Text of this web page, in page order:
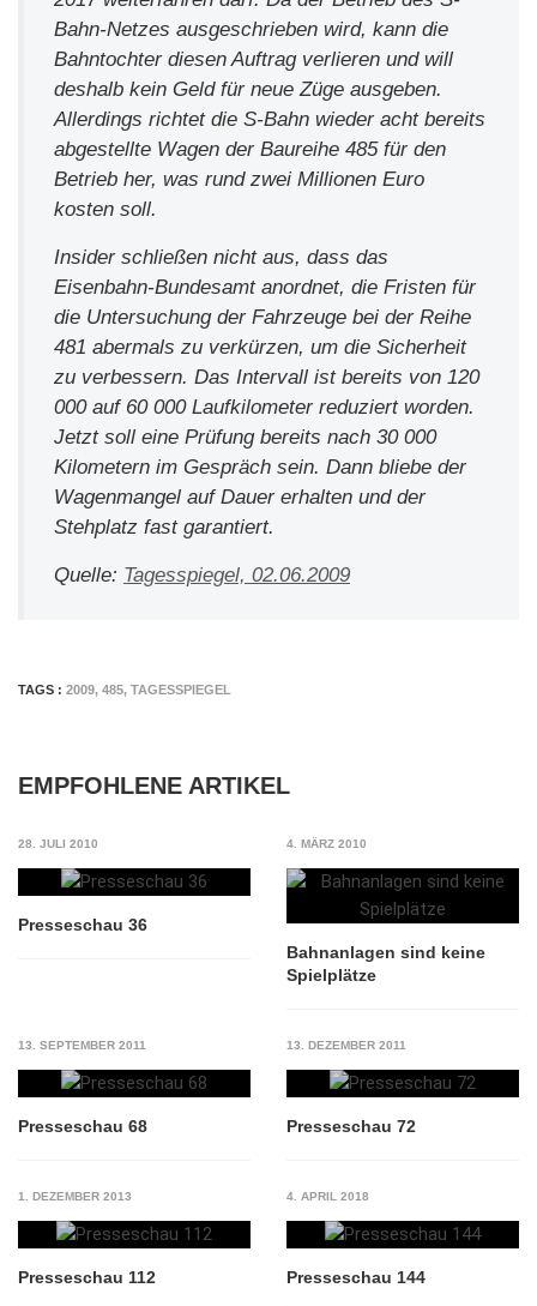
Bahn-Netzes ausgeschrieben wird, kann die
Bahntochter diesen Auftrag verlieren und will
deshalb kein Geld für neue Züge ausgeben.
Allerdings richtet die S-Bahn wieder acht bereits
abgestellte Wagen der Baureihe 485 für den
Betrieb her, was rund zwei Millionen Euro
kosten soll.
Insider schließen nicht aus, dass das
Eisenbahn-Bundesamt anordnet, die Fristen für
die Untersuchung der Fahrzeuge bei der Reihe
481 abermals zu verkürzen, um die Sicherheit
zu verbessern. Das Intervall ist bereits von 120
000 auf 60 000 Laufkilometer reduziert worden.
Jetzt soll eine Prüfung bereits nach 30 000
Kilometern im Gespräch sein. Dann bliebe der
Wagenmangel auf Dauer erhalten und der
Stehplatz fast garantiert.
Quelle: Tagesspiegel, 02.06.2009
TAGS : 2009, 485, TAGESSPIEGEL
EMPFOHLENE ARTIKEL
28. JULI 2010
Presseschau 36
4. MÄRZ 2010
Bahnanlagen sind keine
Spielplätze
13. SEPTEMBER 2011
Presseschau 68
13. DEZEMBER 2011
Presseschau 72
1. DEZEMBER 2013
Presseschau 112
4. APRIL 2018
Presseschau 144